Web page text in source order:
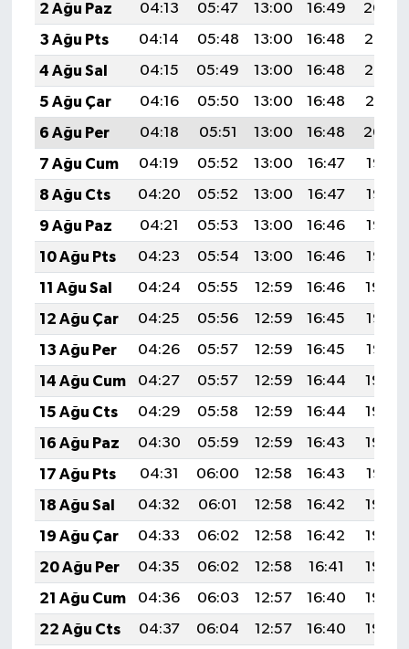
2 Ağu Paz
04:13 05:47 13:00 16:49
20:04
3 Ağu Pts
04:14 05:48 13:00 16:48
20:03
4 Ağu Sal
04:15 05:49 13:00 16:48
20:02
5 Ağu Çar
04:16 05:50 13:00 16:48
20:01
6 Ağu Per
04:18 05:51 13:00 16:48
20:00
7 Ağu Cum
04:19 05:52 13:00 16:47
19:58
8 Ağu Cts
04:20 05:52 13:00 16:47
19:57
9 Ağu Paz
04:21 05:53 13:00 16:46
19:56
10 Ağu Pts
04:23 05:54 13:00 16:46
19:55
11 Ağu Sal
04:24 05:55 12:59 16:46
19:54
12 Ağu Çar
04:25 05:56 12:59 16:45
19:53
13 Ağu Per
04:26 05:57 12:59 16:45
19:52
14 Ağu Cum
04:27 05:57 12:59 16:44
19:50
15 Ağu Cts
04:29 05:58 12:59 16:44
19:49
16 Ağu Paz
04:30 05:59 12:59 16:43
19:48
17 Ağu Pts
04:31 06:00 12:58 16:43
19:47
18 Ağu Sal
04:32 06:01 12:58 16:42
19:45
19 Ağu Çar
04:33 06:02 12:58 16:42
19:44
20 Ağu Per
04:35 06:02 12:58 16:41
19:43
21 Ağu Cum
04:36 06:03 12:57 16:40
19:42
22 Ağu Cts
04:37 06:04 12:57 16:40
19:40